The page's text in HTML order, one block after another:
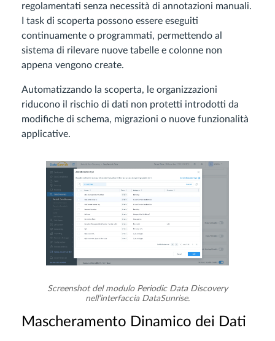
regolamentati senza necessità di annotazioni manuali.
I task di scoperta possono essere eseguiti
continuamente o programmati, permettendo al
sistema di rilevare nuove tabelle e colonne non
appena vengono create.
Automatizzando la scoperta, le organizzazioni
riducono il rischio di dati non protetti introdotti da
modifiche di schema, migrazioni o nuove funzionalità
applicative.
Screenshot del modulo Periodic Data Discovery
nell’interfaccia DataSunrise.
Mascheramento Dinamico dei Dati